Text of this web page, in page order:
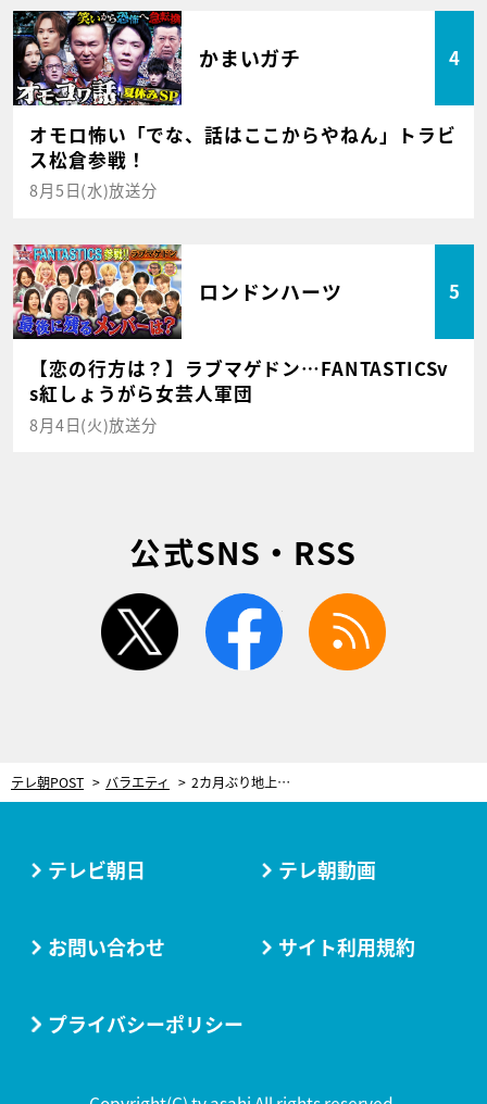
かまいガチ 4
オモロ怖い「でな、話はここからやねん」トラビ
ス松倉参戦！
8月5日(水)放送分
ロンドンハーツ 5
【恋の行方は？】ラブマゲドン…FANTASTICSv
s紅しょうがら女芸人軍団
8月4日(火)放送分
公式SNS・RSS
twitter facebook
テレ朝POST バラエティ 2カ月ぶり地上波テレビ出演のとろサーモン久保田、見た目に驚きの変化が…「髪生えました？」
テレビ朝日 テレ朝動画
お問い合わせ サイト利用規約
プライバシーポリシー